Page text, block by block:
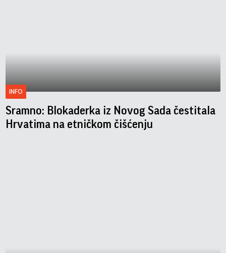
INFO
Sramno: Blokaderka iz Novog Sada čestitala
Hrvatima na etničkom čišćenju